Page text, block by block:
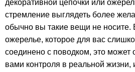
декоративной цепочки или
стремление выглядеть более
обычно вы такие вещи не носите.
ожерелье, которое для вас
соединено с поводком, это может
вами контроля в реальной